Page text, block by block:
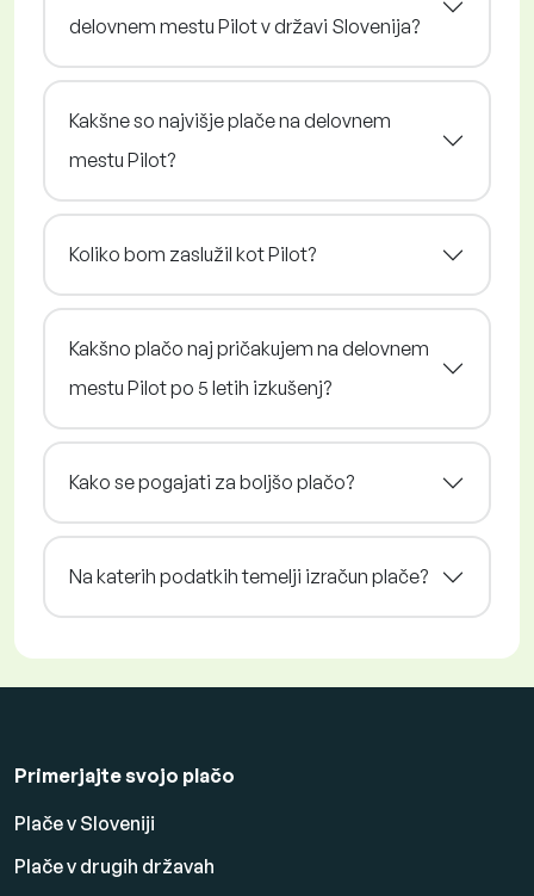
delovnem mestu Pilot v državi Slovenija?
Kakšne so najvišje plače na delovnem
mestu Pilot?
Koliko bom zaslužil kot Pilot?
Kakšno plačo naj pričakujem na delovnem
mestu Pilot po 5 letih izkušenj?
Kako se pogajati za boljšo plačo?
Na katerih podatkih temelji izračun plače?
Primerjajte svojo plačo
Plače v Sloveniji
Plače v drugih državah